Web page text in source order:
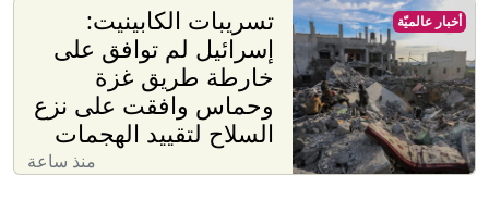
تسريبات الكابينيت:
إسرائيل لم توافق على
خارطة طريق غزة
وحماس وافقت على نزع
السلاح لتقييد الهجمات
منذ ساعة
أخبار عالميّة